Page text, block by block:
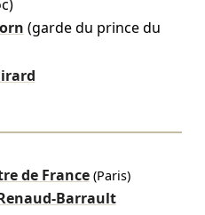
(garde du prince du
de France(Paris)
Barrault